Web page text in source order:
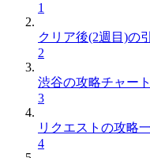
1
クリア後(2週目)の
2
渋谷の攻略チャート
3
リクエストの攻略
4